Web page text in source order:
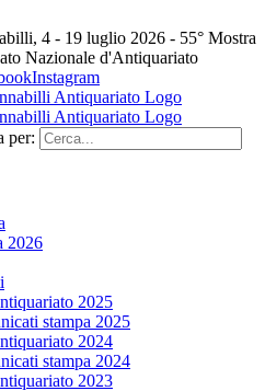
4 - 19 luglio 2026 - 55° Mostra
Nazionale d'Antiquariato
Instagram
per:
2026
2025
stampa 2025
2024
stampa 2024
2023